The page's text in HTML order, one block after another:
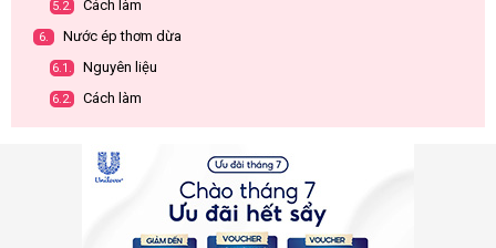
5.2. Cách làm
6. Nước ép thơm dừa
6.1. Nguyên liệu
6.2. Cách làm